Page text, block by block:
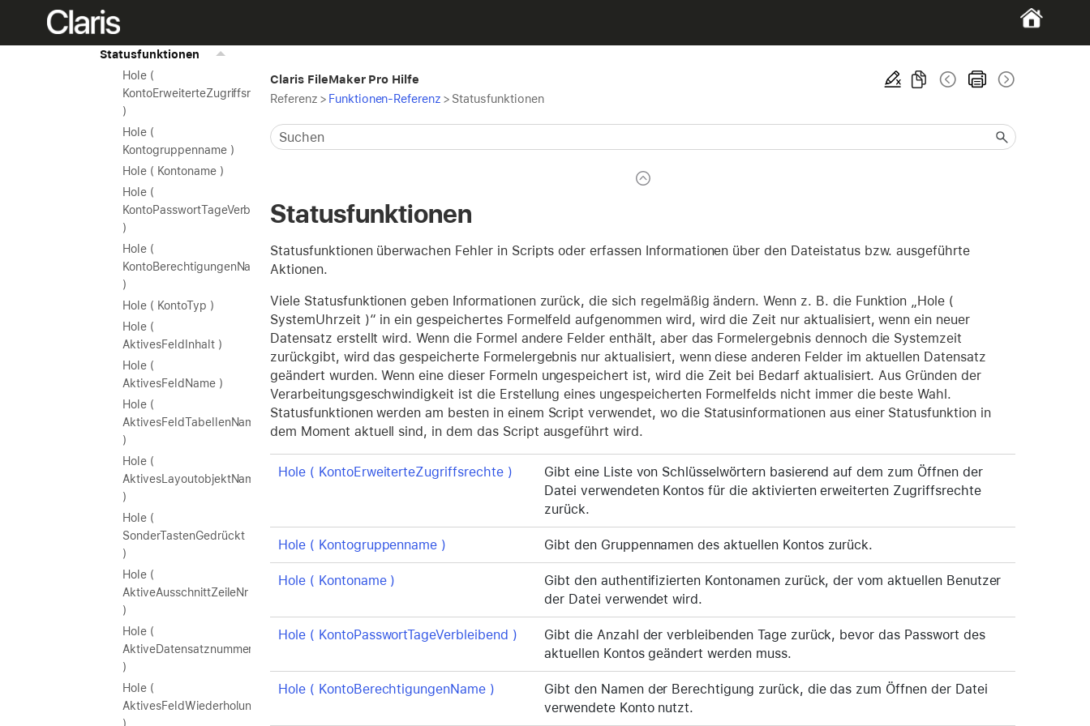
Verschiedene
Funktionen
Statusfunktionen
Hole (
KontoErweiterteZugriffsrechte
)
Hole (
Kontogruppenname )
Hole ( Kontoname )
Hole (
KontoPasswortTageVerbleibend
)
Hole (
KontoBerechtigungenName
)
Hole ( KontoTyp )
Hole (
AktivesFeldInhalt )
Hole (
AktivesFeldName )
Hole (
AktivesFeldTabellenName
)
Hole (
AktivesLayoutobjektName
)
Hole (
SonderTastenGedrückt
)
Hole (
AktiveAusschnittZeileNr
)
Hole (
AktiveDatensatznummer
)
Hole (
AktivesFeldWiederholungNr
Claris FileMaker Pro Hilfe
Referenz > Funktionen-Referenz > Statusfunktionen
Statusfunktionen
Statusfunktionen überwachen Fehler in Scripts oder erfassen Informationen über den Dateistatus bzw. ausgeführte
Aktionen.
Viele Statusfunktionen geben Informationen zurück, die sich regelmäßig ändern. Wenn z. B. die Funktion „Hole (
SystemUhrzeit )“ in ein gespeichertes Formelfeld aufgenommen wird, wird die Zeit nur aktualisiert, wenn ein neuer
Datensatz erstellt wird. Wenn die Formel andere Felder enthält, aber das Formelergebnis dennoch die Systemzeit
zurückgibt, wird das gespeicherte Formelergebnis nur aktualisiert, wenn diese anderen Felder im aktuellen Datensatz
geändert wurden. Wenn eine dieser Formeln ungespeichert ist, wird die Zeit bei Bedarf aktualisiert. Aus Gründen der
Verarbeitungsgeschwindigkeit ist die Erstellung eines ungespeicherten Formelfelds nicht immer die beste Wahl.
Statusfunktionen werden am besten in einem Script verwendet, wo die Statusinformationen aus einer Statusfunktion in
dem Moment aktuell sind, in dem das Script ausgeführt wird.
Hole ( KontoErweiterteZugriffsrechte )
Gibt eine Liste von Schlüsselwörtern basierend auf dem zum Öffnen der
Datei verwendeten Kontos für die aktivierten erweiterten Zugriffsrechte
zurück.
Hole ( Kontogruppenname ) Gibt den Gruppennamen des aktuellen Kontos zurück.
Hole ( Kontoname )
Gibt den authentifizierten Kontonamen zurück, der vom aktuellen Benutzer
der Datei verwendet wird.
Hole ( KontoPasswortTageVerbleibend )
Gibt die Anzahl der verbleibenden Tage zurück, bevor das Passwort des
aktuellen Kontos geändert werden muss.
Hole ( KontoBerechtigungenName )
Gibt den Namen der Berechtigung zurück, die das zum Öffnen der Datei
verwendete Konto nutzt.